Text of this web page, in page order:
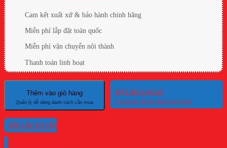
Cam kết xuất xứ & bảo hành chính hãng
Miễn phí lắp đặt toàn quốc
Miễn phí vận chuyển nội thành
Thanh toán linh hoạt
Thêm vào giỏ hàng ĐẶT MUA NGAY
YÊU CẦU TƯ VẤN